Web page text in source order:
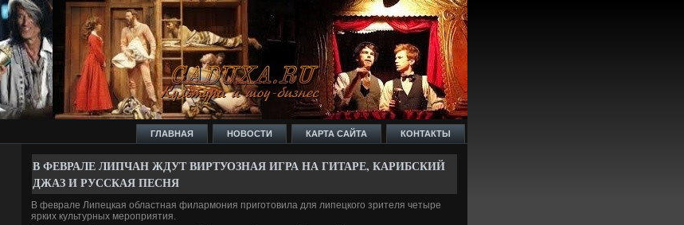
ГЛАВНАЯ НОВОСТИ КАРТА САЙТА КОНТАКТЫ
В ФЕВРАЛЕ ЛИПЧАН ЖДУТ ВИРТУОЗНАЯ ИГРА НА ГИТАРЕ, КАРИБСКИЙ
ДЖАЗ И РУССКАЯ ПЕСНЯ
В феврале Липецкая областная филармония приготовила для липецкого зрителя четыре
ярких культурных мероприятия.